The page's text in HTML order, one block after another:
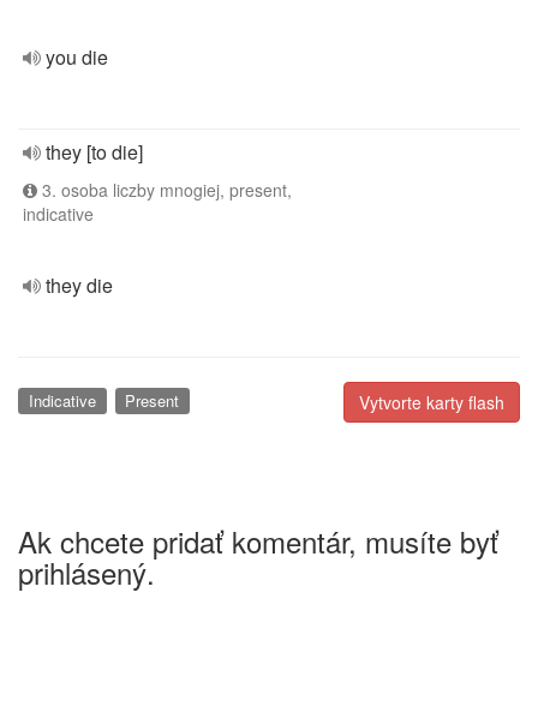
you die
they [to die]
3. osoba liczby mnogiej, present,
indicative
they die
Vytvorte karty flash
Indicative Present
Ak chcete pridať komentár, musíte byť
prihlásený.